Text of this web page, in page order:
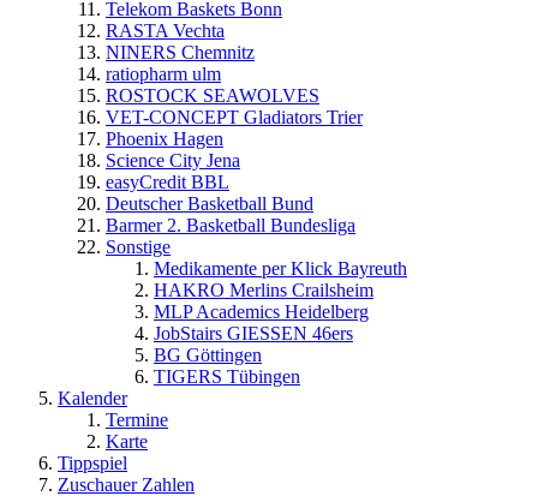
Telekom Baskets Bonn
RASTA Vechta
NINERS Chemnitz
ratiopharm ulm
ROSTOCK SEAWOLVES
VET-CONCEPT Gladiators Trier
Phoenix Hagen
Science City Jena
easyCredit BBL
Deutscher Basketball Bund
Barmer 2. Basketball Bundesliga
Sonstige
Medikamente per Klick Bayreuth
HAKRO Merlins Crailsheim
MLP Academics Heidelberg
JobStairs GIESSEN 46ers
BG Göttingen
TIGERS Tübingen
Kalender
Termine
Karte
Tippspiel
Zuschauer Zahlen